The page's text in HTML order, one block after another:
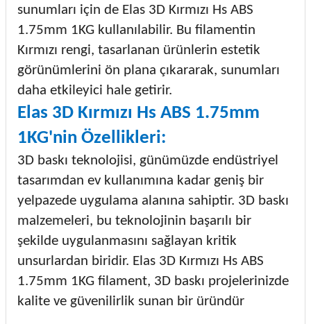
sunumları için de Elas 3D Kırmızı Hs ABS
1.75mm 1KG kullanılabilir. Bu filamentin
Kırmızı rengi, tasarlanan ürünlerin estetik
görünümlerini ön plana çıkararak, sunumları
daha etkileyici hale getirir.
Elas 3D Kırmızı Hs ABS 1.75mm
1KG'nin Özellikleri:
3D baskı teknolojisi, günümüzde endüstriyel
tasarımdan ev kullanımına kadar geniş bir
yelpazede uygulama alanına sahiptir. 3D baskı
malzemeleri, bu teknolojinin başarılı bir
şekilde uygulanmasını sağlayan kritik
unsurlardan biridir. Elas 3D Kırmızı Hs ABS
1.75mm 1KG filament, 3D baskı projelerinizde
kalite ve güvenilirlik sunan bir üründür